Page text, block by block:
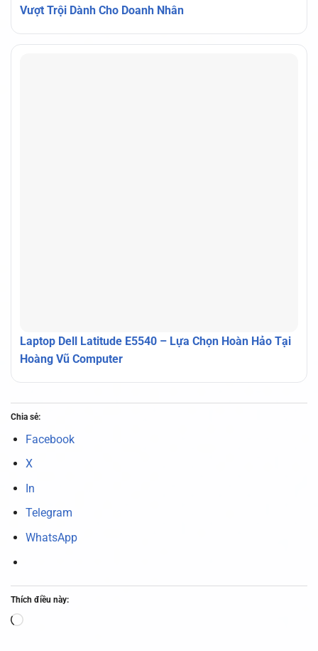
Vượt Trội Dành Cho Doanh Nhân
Laptop Dell Latitude E5540 – Lựa Chọn Hoàn Hảo Tại
Hoàng Vũ Computer
Chia sẻ:
Facebook
X
In
Telegram
WhatsApp
Thích điều này:
Đang